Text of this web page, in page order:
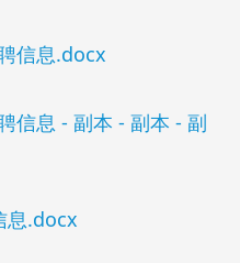
信息.docx
信息 - 副本 - 副本 - 副
息.docx